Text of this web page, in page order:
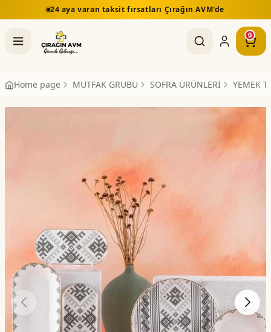
Çırağın AVM'de 5.000 TL üzeri
0
Home page MUTFAK GRUBU SOFRA ÜRÜNLERİ YEMEK